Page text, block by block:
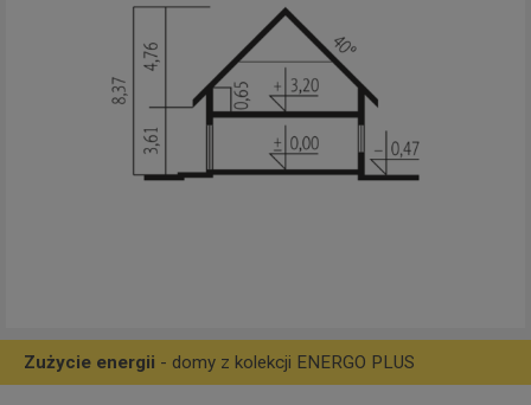
Zużycie energii - domy z kolekcji ENERGO PLUS